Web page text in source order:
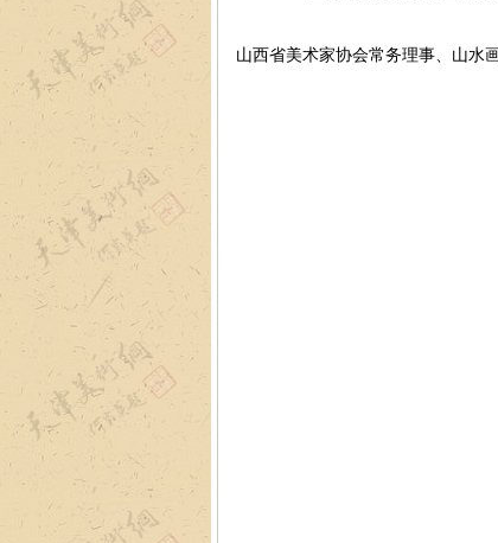
山西省美术家协会常务理事、山水